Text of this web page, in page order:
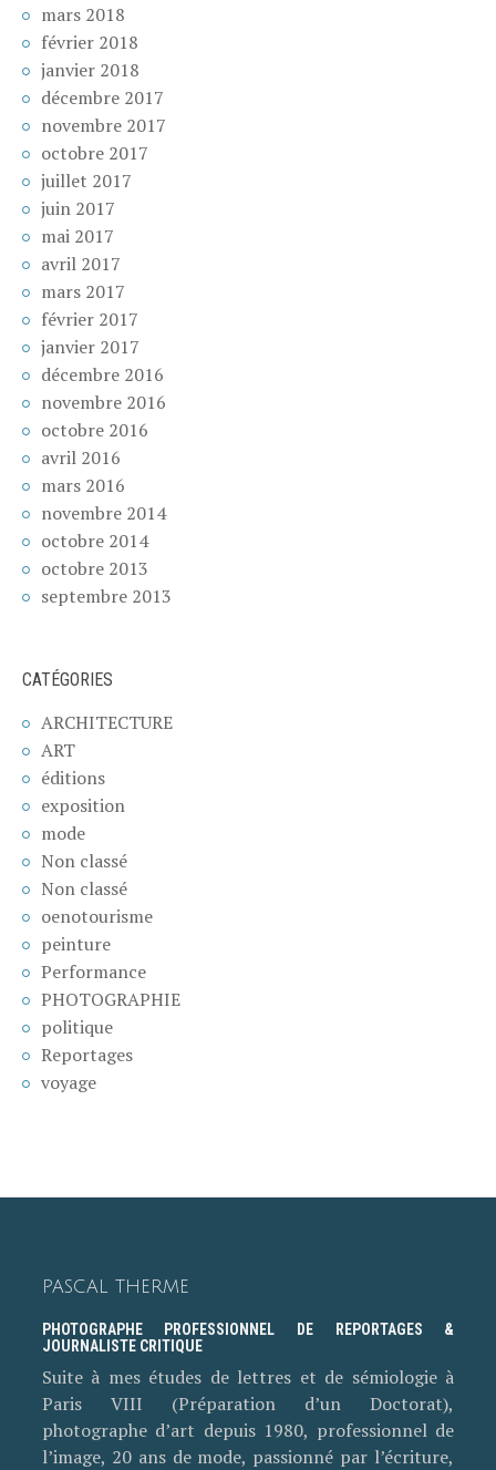
mars 2018
février 2018
janvier 2018
décembre 2017
novembre 2017
octobre 2017
juillet 2017
juin 2017
mai 2017
avril 2017
mars 2017
février 2017
janvier 2017
décembre 2016
novembre 2016
octobre 2016
avril 2016
mars 2016
novembre 2014
octobre 2014
octobre 2013
septembre 2013
CATÉGORIES
ARCHITECTURE
ART
éditions
exposition
mode
Non classé
Non classé
oenotourisme
peinture
Performance
PHOTOGRAPHIE
politique
Reportages
voyage
PASCAL THERME
PHOTOGRAPHE PROFESSIONNEL DE REPORTAGES &
JOURNALISTE CRITIQUE
Suite à mes études de lettres et de sémiologie à
Paris VIII (Préparation d’un Doctorat),
photographe d’art depuis 1980, professionnel de
l’image, 20 ans de mode, passionné par l’écriture,